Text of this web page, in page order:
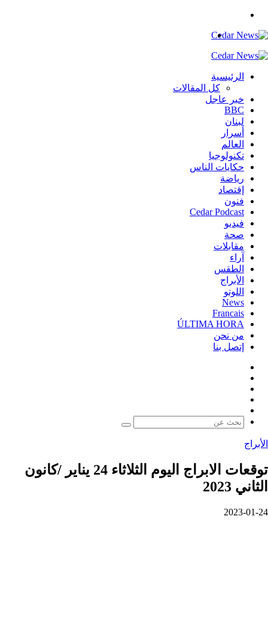
القائمة
الرئيسية
كل المقالات
خبر عاجل
BBC
لبنان
أسرار
العالم
تكنولوجيا
حكايات الناس
رياضة
إقتصاد
فنون
Cedar Podcast
فيديو
صحة
مقابلات
آراء
الطقس
الأبراج
اللوتو
News
Francais
ÚLTIMA HORA
من نحن
إتصل بنا
بحث
الأبراج
توقعات الابراج اليوم الثلاثاء 24 يناير /كانون
الثاني 2023‎‎
2023-01-24